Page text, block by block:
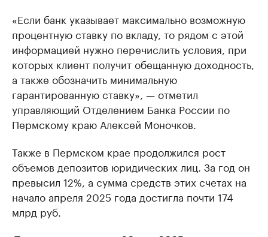
«Если банк указывает максимально возможную
процентную ставку по вкладу, то рядом с этой
информацией нужно перечислить условия, при
которых клиент получит обещанную доходность,
а также обозначить минимальную
гарантированную ставку», — отметил
управляющий Отделением Банка России по
Пермскому краю Алексей Моночков.
Также в Пермском крае продолжился рост
объемов депозитов юридических лиц. За год он
превысил 12%, а сумма средств этих счетах на
начало апреля 2025 года достигла почти 174
млрд руб.